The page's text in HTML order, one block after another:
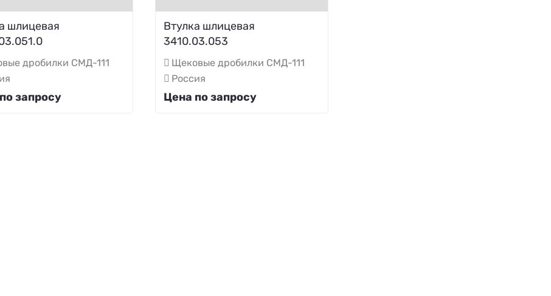
шлицевая
дробилки СМД-111
запросу
Втулка шлицевая
3410.03.053
Щековые дробилки СМД-111
Россия
Цена по запросу